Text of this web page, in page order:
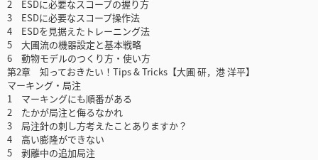
2 ESDに必要なスコープの握り方
3 ESDに必要なスコープ操作法
4 ESDを見据えたトレーニング法
5 大圃流の機器設定と基本戦略
6 動物モデルのつくり方・使い方
第2章 知っておきたい！Tips & Tricks【大圃 研，港 洋平】
マーキング・局注
1 マーキングにも順番がある
2 たかが局注と侮るなかれ
3 局注針の刺し方考えたことありますか？
4 高い膨隆ができない
5 剥離中の追加局注